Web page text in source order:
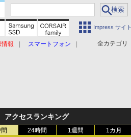
Impress サイト
全カテゴリ
情報 スマートフォン
アクセスランキング
24時間 1週間 1カ月